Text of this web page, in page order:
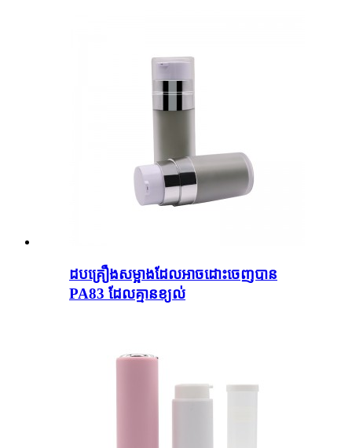
ដប​គ្រឿងសម្អាង​ដែល​អាច​ដោះ​ចេញ​បាន
PA83 ដែល​គ្មាន​ខ្យល់